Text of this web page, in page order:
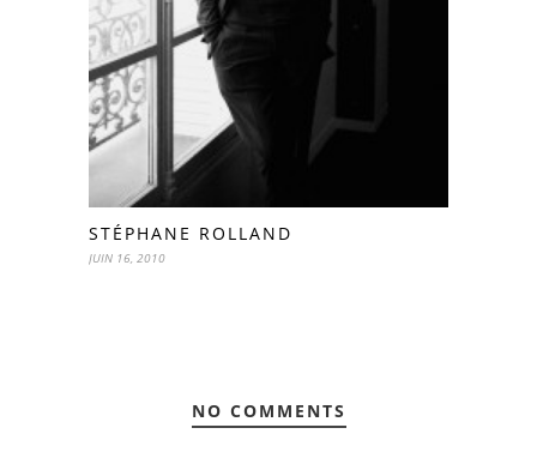
STÉPHANE ROLLAND
JUIN 16, 2010
NO COMMENTS